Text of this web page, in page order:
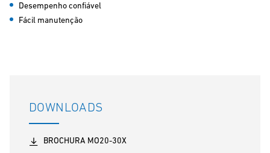
Desempenho confiável
Fácil manutenção
DOWNLOADS
BROCHURA MO20-30X